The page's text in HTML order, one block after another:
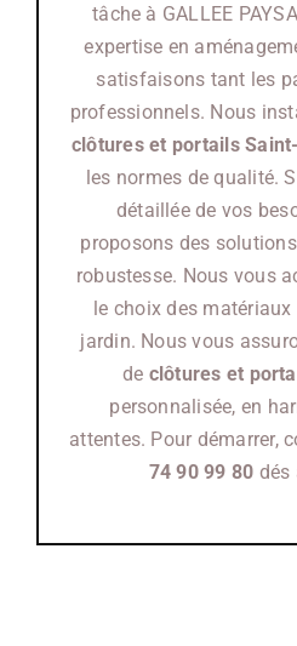
tâche à GALLEE
expertise en
satisfaisons tant les
professionnels. Nous
clôtures et portails
les normes de qualité.
détaillée de vos
proposons des
robustesse. Nous vous
le choix des
jardin. Nous vous
de clôtures et
personnalisée, en
attentes. Pour démarrer,
74 90 99 80 dés